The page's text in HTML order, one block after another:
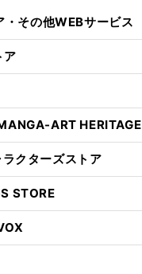
その他WEBサービス
ア
ART HERITAGE
クターズストア
STORE